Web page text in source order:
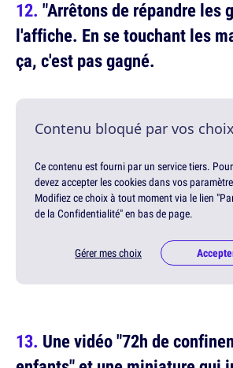
"Arrêtons de répandre les
l'affiche. En se touchant les
ça, c'est pas gagné.
Contenu bloqué par vos
Ce contenu est fourni par un service tiers.
devez accepter les cookies dans vos
Modifiez ce choix à tout moment via le lien
de la Confidentialité" en bas de page.
Gérer mes choix
Une vidéo "72h de